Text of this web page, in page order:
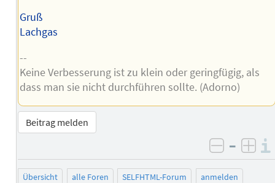
Gruß
Lachgas
--
Keine Verbesserung ist zu klein oder geringfügig, als
dass man sie nicht durchführen sollte. (Adorno)
Beitrag melden
negativ
–
Übersicht alle Foren SELFHTML-Forum
anmelden